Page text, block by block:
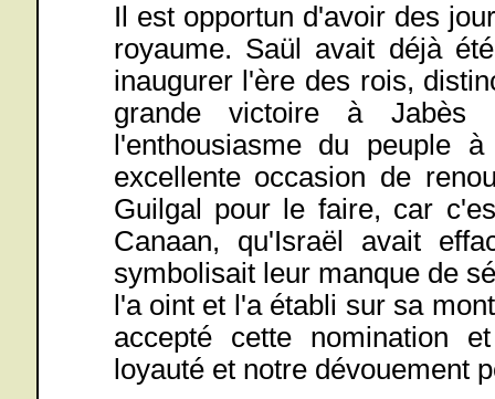
Il est opportun d'avoir des
royaume. Saül avait déjà
inaugurer l'ère des rois,
grande victoire à Jabès
l'enthousiasme du peuple
excellente occasion de
Guilgal pour le faire, car
Canaan, qu'Israël avait
symbolisait leur manque de
l'a oint et l'a établi sur sa
accepté cette nomination
loyauté et notre dévouement